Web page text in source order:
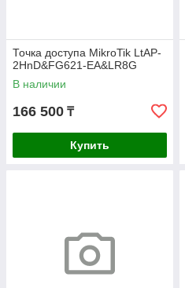
Точка доступа MikroTik LtAP-
2HnD&FG621-EA&LR8G
В наличии
166 500 ₸
Купить